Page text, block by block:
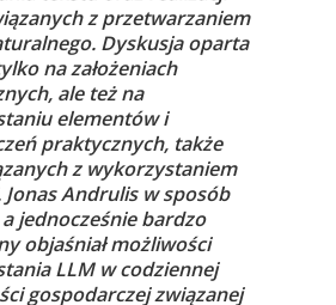
z przetwarzaniem
Dyskusja oparta
na założeniach
ale też na
elementów i
praktycznych, także
z wykorzystaniem
Jonas Andrulis w sposób
jednocześnie bardzo
objaśniał możliwości
LLM w codziennej
gospodarczej związanej